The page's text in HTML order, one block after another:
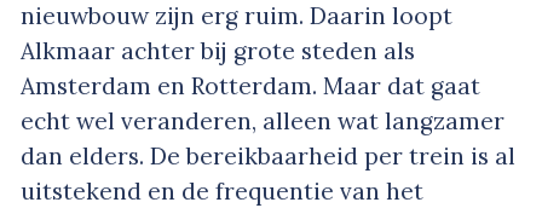
nieuwbouw zijn erg ruim. Daarin loopt
Alkmaar achter bij grote steden als
Amsterdam en Rotterdam. Maar dat gaat
echt wel veranderen, alleen wat langzamer
dan elders. De bereikbaarheid per trein is al
uitstekend en de frequentie van het